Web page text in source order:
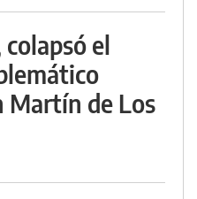
el
Martín de Los